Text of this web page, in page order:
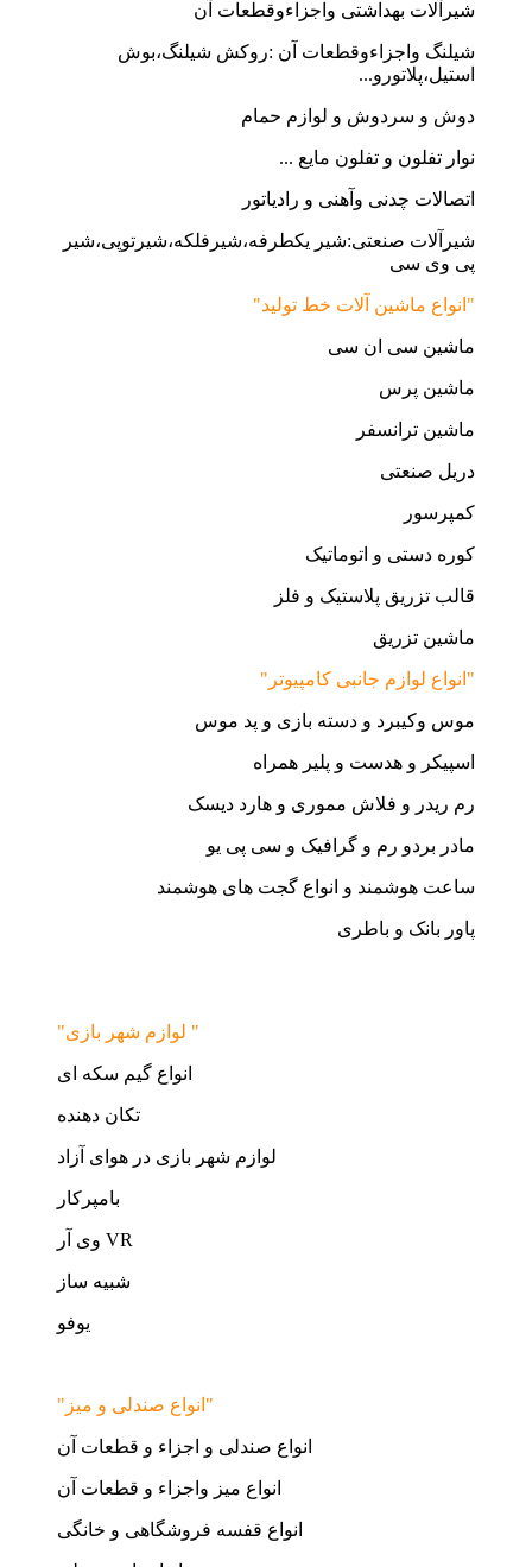
شیرآلات بهداشتی واجزاءوقطعات آن
شیلنگ واجزاءوقطعات آن :روکش شیلنگ،بوش
استیل،پلاتورو...
دوش و سردوش و لوازم حمام
نوار تفلون و تفلون مایع ...
اتصالات چدنی وآهنی و رادیاتور
شیرآلات صنعتی:شیر یکطرفه،شیرفلکه،شیرتوپی،شیر
پی وی سی
"انواع ماشین آلات خط تولید"
ماشین سی ان سی
ماشین پرس
ماشین ترانسفر
دریل صنعتی
کمپرسور
کوره دستی و اتوماتیک
قالب تزریق پلاستیک و فلز
ماشین تزریق
"انواع لوازم جانبی کامپیوتر"
موس وکیبرد و دسته بازی و پد موس
اسپیکر و هدست و پلیر همراه
رم ریدر و فلاش مموری و هارد دیسک
مادر بردو رم و گرافیک و سی پی یو
ساعت هوشمند و انواع گجت های هوشمند
پاور بانک و باطری
"لوازم شهر بازی "
انواع گیم سکه ای
تکان دهنده
لوازم شهر بازی در هوای آزاد
بامپرکار
وی آر VR
شبیه ساز
یوفو
"انواع صندلی و میز"
انواع صندلی و اجزاء و قطعات آن
انواع میز واجزاء و قطعات آن
انواع قفسه فروشگاهی و خانگی